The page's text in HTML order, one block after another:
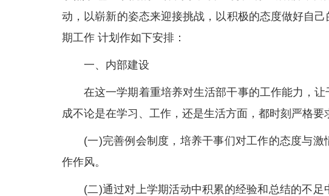
动，以崭新的姿态来迎接挑战，以积极的态度做好自
期工作 计划作如下安排：
一、内部建设
在这一学期着重培养对生活部干事的工作能力，
成不论是在学习、工作，还是生活方面，都时刻严格要
(一)完善例会制度，培养干事们对工作的态度与
作作风。
(二)通过对上学期活动中积累的经验和总结的不